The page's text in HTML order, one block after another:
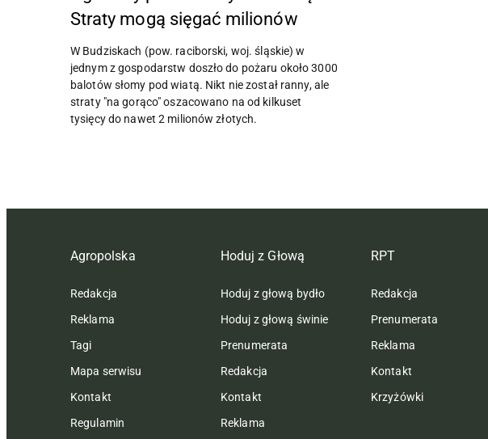
Straty mogą sięgać milionów
W Budziskach (pow. raciborski, woj. śląskie) w
jednym z gospodarstw doszło do pożaru około 3000
balotów słomy pod wiatą. Nikt nie został ranny, ale
straty "na gorąco" oszacowano na od kilkuset
tysięcy do nawet 2 milionów złotych.
Agropolska
Redakcja
Reklama
Tagi
Mapa serwisu
Kontakt
Regulamin
Hoduj z Głową
Hoduj z głową bydło
Hoduj z głową świnie
Prenumerata
Redakcja
Kontakt
Reklama
RPT
Redakcja
Prenumerata
Reklama
Kontakt
Krzyżówki